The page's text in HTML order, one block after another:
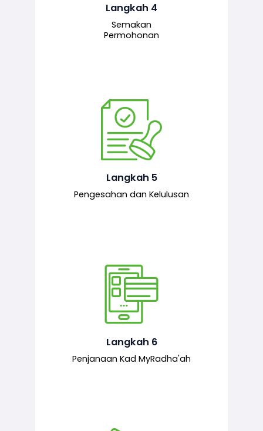
Langkah 4
Semakan
Permohonan
kepada pegawai pelulus untuk
tindakan seterusnya.
Langkah 5
Pengesahan dan Kelulusan
Pegawai pelulus menilai permohonan
dan memberi pengesahan serta
kelulusan akhir sekiranya semuanya
mematuhi syarat ditetapkan.
Langkah 6
Penjanaan Kad MyRadha'ah
Setelah permohonan diluluskan, kad
MyRadha’ah akan dijana.